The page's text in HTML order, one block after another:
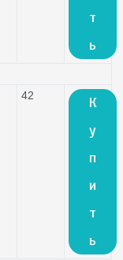
т
ь
42
К
у
п
и
т
ь